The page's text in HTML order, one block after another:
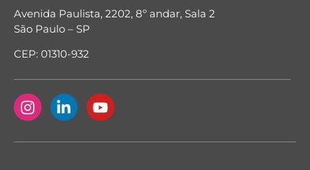
Avenida Paulista, 2202, 8º andar, Sala 2
São Paulo – SP
CEP: 01310-932